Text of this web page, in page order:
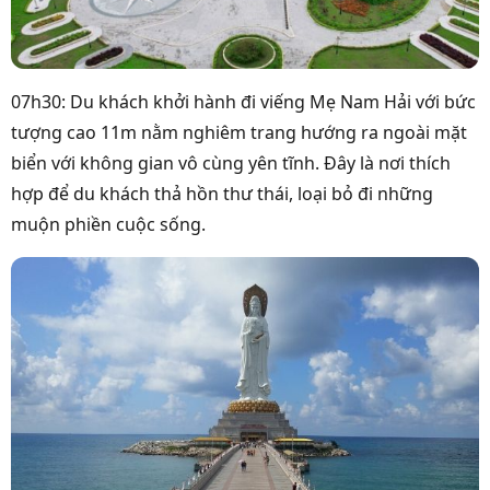
07h30: Du khách khởi hành đi viếng Mẹ Nam Hải với bức
tượng cao 11m nằm nghiêm trang hướng ra ngoài mặt
biển với không gian vô cùng yên tĩnh. Đây là nơi thích
hợp để du khách thả hồn thư thái, loại bỏ đi những
muộn phiền cuộc sống.